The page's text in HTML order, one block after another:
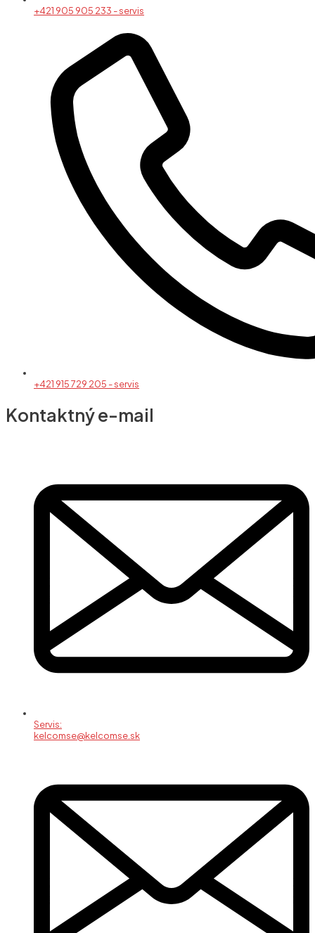
+421 905 905 233 - servis
+421 915 729 205 - servis
Kontaktný e-mail
Servis:
kelcomse@kelcomse.sk